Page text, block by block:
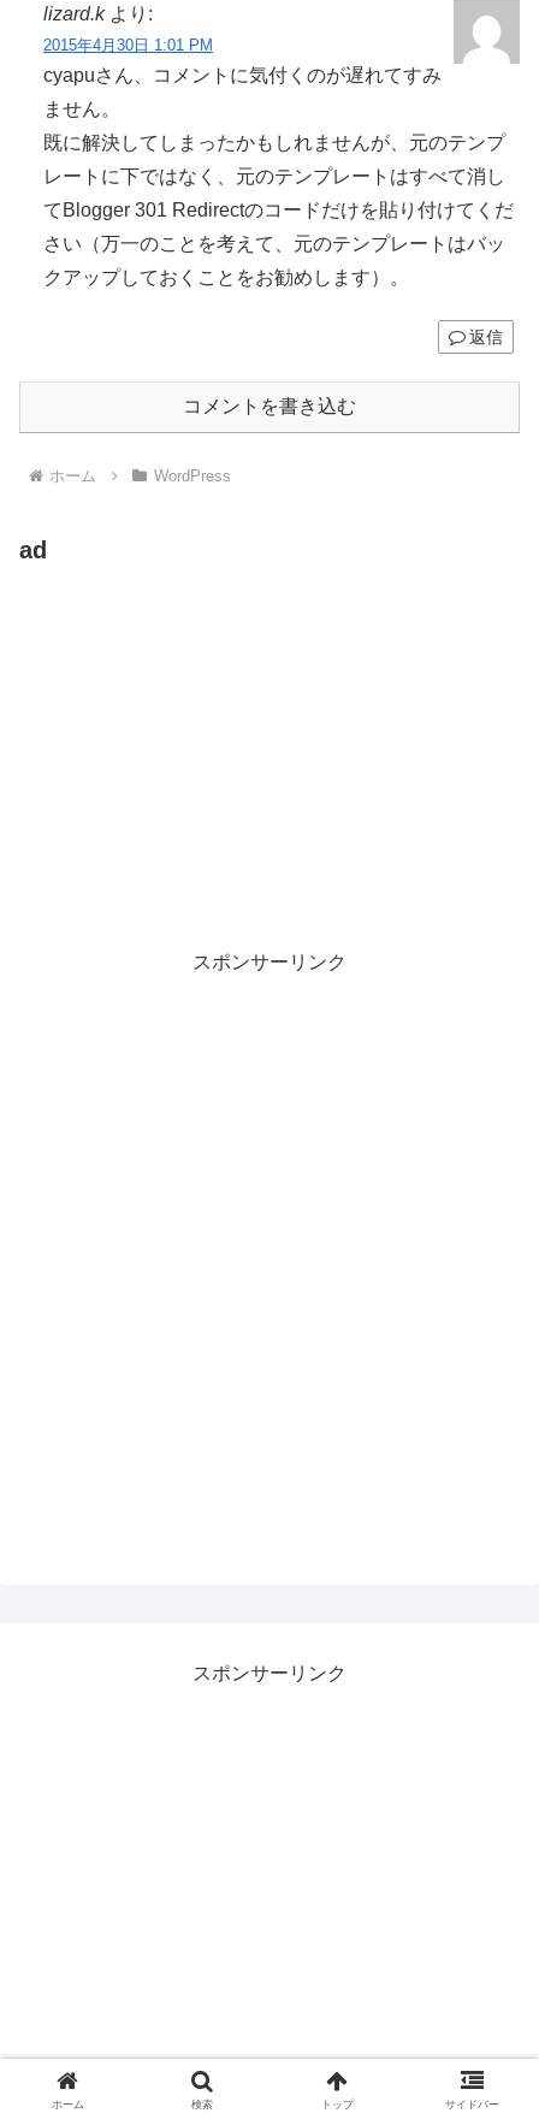
lizard.k より:
2015年4月30日 1:01 PM
cyapuさん、コメントに気付くのが遅れてすみ
ません。
既に解決してしまったかもしれませんが、元のテンプ
レートに下ではなく、元のテンプレートはすべて消し
てBlogger 301 Redirectのコードだけを貼り付けてくだ
さい（万一のことを考えて、元のテンプレートはバッ
クアップしておくことをお勧めします）。
返信
コメントを書き込む
ホーム WordPress
ad
スポンサーリンク
スポンサーリンク
ホーム 検索 トップ サイドバー